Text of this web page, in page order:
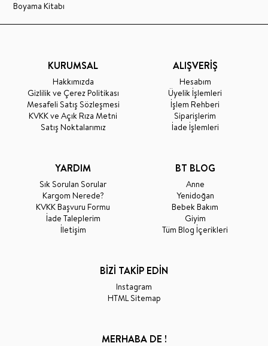
Boyama Kitabı
KURUMSAL
Hakkımızda
Gizlilik ve Çerez Politikası
Mesafeli Satış Sözleşmesi
KVKK ve Açık Rıza Metni
Satış Noktalarımız
ALIŞVERİŞ
Hesabım
Üyelik İşlemleri
İşlem Rehberi
Siparişlerim
İade İşlemleri
YARDIM
Sık Sorulan Sorular
Kargom Nerede?
KVKK Başvuru Formu
İade Taleplerim
İletişim
BT BLOG
Anne
Yenidoğan
Bebek Bakım
Giyim
Tüm Blog İçerikleri
BİZİ TAKİP EDİN
Instagram
HTML Sitemap
MERHABA DE !